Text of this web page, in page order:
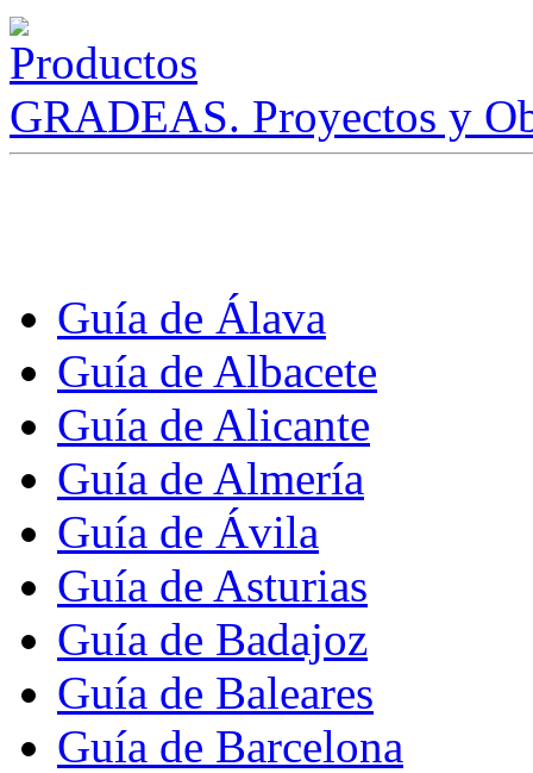
GRADEAS. Proyectos y
Guía de Álava
Guía de Albacete
Guía de Alicante
Guía de Almería
Guía de Ávila
Guía de Asturias
Guía de Badajoz
Guía de Baleares
Guía de Barcelona